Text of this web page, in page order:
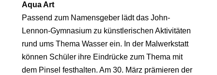
Aqua Art
Passend zum Namensgeber lädt das John-
Lennon-Gymnasium zu künstlerischen Aktivitäten
rund ums Thema Wasser ein. In der Malwerkstatt
können Schüler ihre Eindrücke zum Thema mit
dem Pinsel festhalten. Am 30. März prämieren der